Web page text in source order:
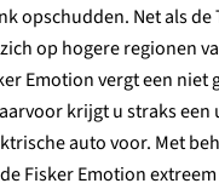
opschudden. Net als de
op hogere regionen
Emotion vergt een niet
krijgt u straks een
auto voor. Met
Fisker Emotion